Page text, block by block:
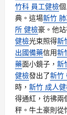
竹科 員工健檢
典。這場新竹
所 健檢豪。他
健檢光束照得新
出國備藥信用新
藥面小鏡子， 新
健檢發出了新竹
時， 新竹 成人
得通紅，彷彿兩
秤。牛土豪則從